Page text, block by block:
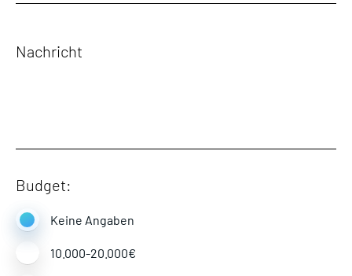
Budget:
Keine Angaben
10.000-20.000€